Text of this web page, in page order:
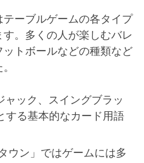
ーブルゲームの各タイプ
。多くの人が楽しむバレ
トボールなどの種類など
ャック、スイングブラッ
する基本的なカード用語
ウン」ではゲームには多